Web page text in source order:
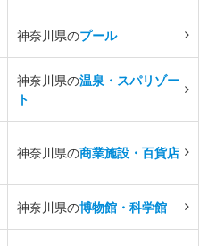
神奈川県のプール
神奈川県の温泉・スパリゾー
ト
神奈川県の商業施設・百貨店
神奈川県の博物館・科学館